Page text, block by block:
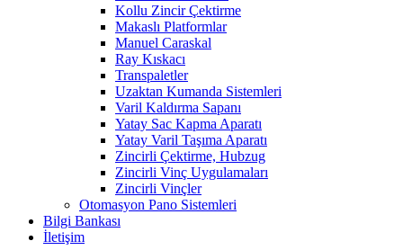
Kollu Zincir Çektirme
Makaslı Platformlar
Manuel Caraskal
Ray Kıskacı
Transpaletler
Uzaktan Kumanda Sistemleri
Varil Kaldırma Sapanı
Yatay Sac Kapma Aparatı
Yatay Varil Taşıma Aparatı
Zincirli Çektirme, Hubzug
Zincirli Vinç Uygulamaları
Zincirli Vinçler
Otomasyon Pano Sistemleri
Bilgi Bankası
İletişim